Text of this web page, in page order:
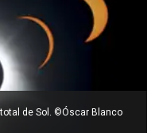
de Sol. ©Óscar Blanco